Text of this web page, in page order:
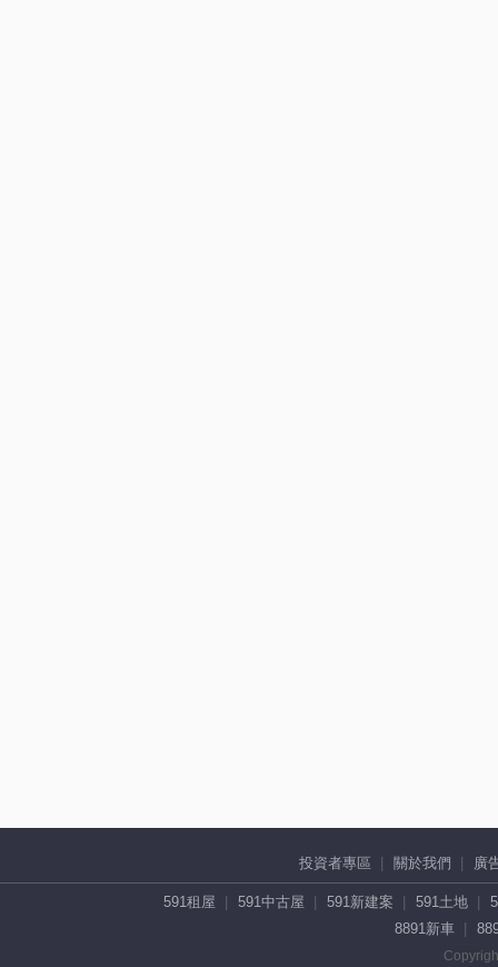
投資者專區 關於我們 廣
591租屋 591中古屋 591新建案 591土地
8891新車